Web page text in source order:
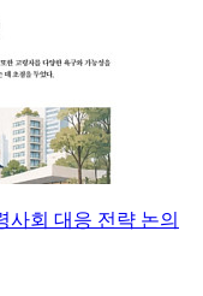
사회 대응 전략 논의